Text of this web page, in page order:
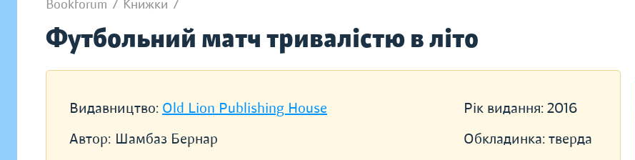
Bookforum / Книжки /
Футбольний матч тривалістю в літо
Видавництво: Old Lion Publishing House
Автор: Шамбаз Бернар
Рік видання: 2016
Обкладинка: тверда